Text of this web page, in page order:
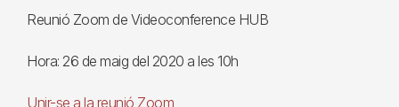
Reunió Zoom de Videoconference HUB
Hora: 26 de maig del 2020 a les 10h
Unir-se a la reunió Zoom